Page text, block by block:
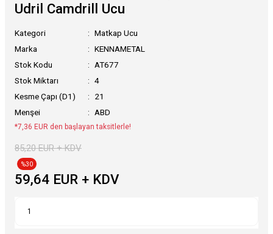
Udril Camdrill Ucu
Kategori
Matkap Ucu
Marka
KENNAMETAL
Stok Kodu
AT677
Stok Miktarı
4
Kesme Çapı (D1)
21
Menşei
ABD
*7,36 EUR den başlayan taksitlerle!
85,20 EUR + KDV
%30
59,64 EUR + KDV